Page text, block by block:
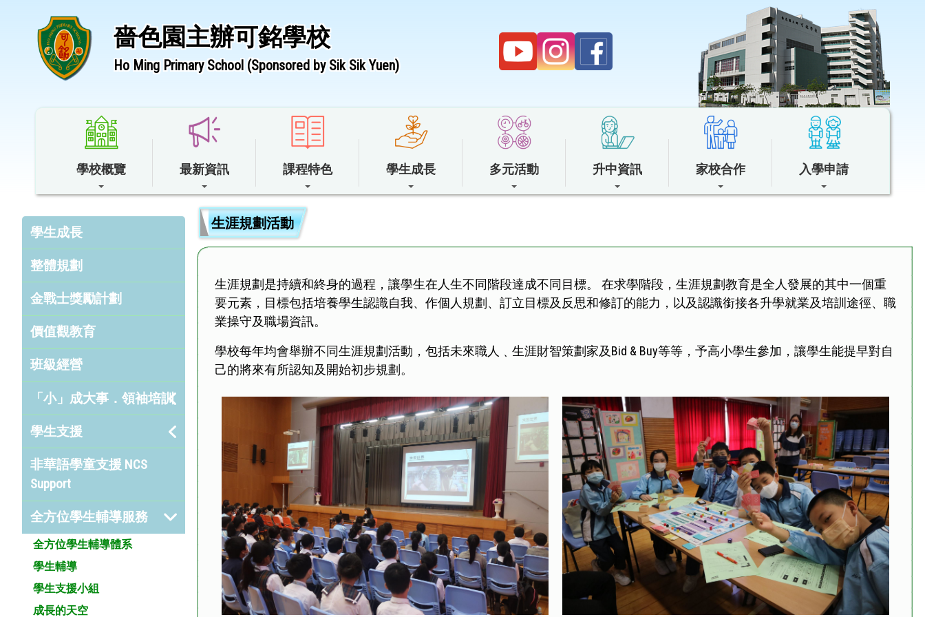
嗇色園主辦可銘學校
Ho Ming Primary School (Sponsored by Sik Sik Yuen)
學校概覽 最新資訊 課程特色 學生成長 多元活動 升中資訊 家校合作 入學申請
學生成長
整體規劃
金戰士獎勵計劃
價值觀教育
班級經營
「小」成大事．領袖培訓
學生支援
非華語學童支援 NCS
Support
全方位學生輔導服務
全方位學生輔導體系
學生輔導
學生支援小組
成長的天空
生涯規劃活動
生涯規劃是持續和終身的過程，讓學生在人生不同階段達成不同目標。 在求學階段，生涯規劃教育是全人發展的其中一個重
要元素，目標包括培養學生認識自我、作個人規劃、訂立目標及反思和修訂的能力，以及認識銜接各升學就業及培訓途徑、職
業操守及職場資訊。
學校每年均會舉辦不同生涯規劃活動，包括未來職人﹑生涯財智策劃家及Bid & Buy等等，予高小學生參加，讓學生能提早對自
己的將來有所認知及開始初步規劃。